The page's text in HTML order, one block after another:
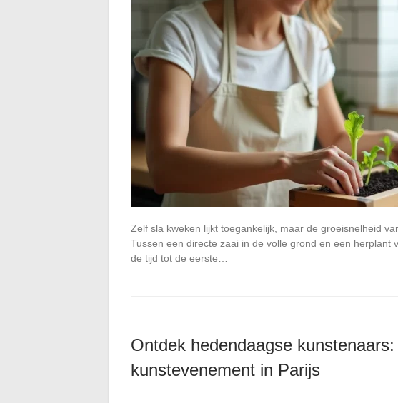
Zelf sla kweken lijkt toegankelijk, maar de groeisnelheid
Tussen een directe zaai in de volle grond en een herplant
de tijd tot de eerste…
Ontdek hedendaagse
kunstevenement in Parijs